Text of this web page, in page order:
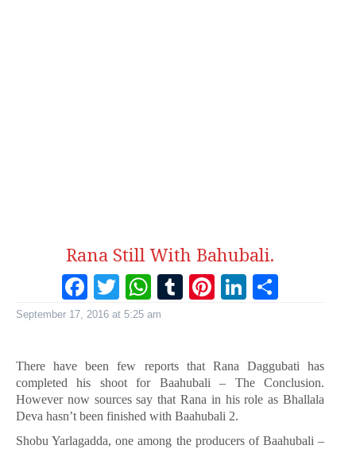
Rana Still With Bahubali.
Facebook
Twitter
WhatsApp
Tumblr
Pinterest
September 17, 2016 at 5:25 am
There have been few reports that Rana Daggubati has
completed his shoot for Baahubali – The Conclusion.
However now sources say that Rana in his role as Bhallala
Deva hasn’t been finished with Baahubali 2.
Shobu Yarlagadda, one among the producers of Baahubali –